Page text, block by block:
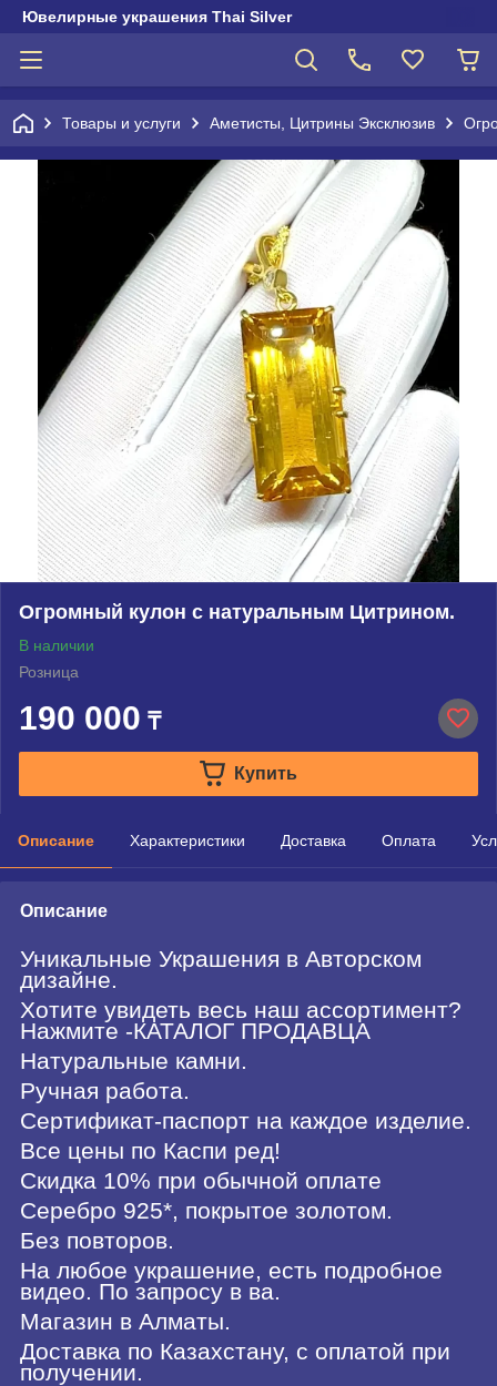
Ювелирные украшения Thai Silver
Товары и услуги Аметисты, Цитрины Эксклюзив
Огромный кулон с натуральным Цитрином.
В наличии
Розница
190 000 ₸
Купить
Описание Характеристики Доставка Оплата
Описание
Уникальные Украшения в Авторском
дизайне.
Хотите увидеть весь наш ассортимент?
Нажмите -КАТАЛОГ ПРОДАВЦА
Натуральные камни.
Ручная работа.
Сертификат-паспорт на каждое изделие.
Все цены по Каспи ред!
Скидка 10% при обычной оплате
Серебро 925*, покрытое золотом.
Без повторов.
На любое украшение, есть подробное
видео. По запросу в ва.
Магазин в Алматы.
Доставка по Казахстану, с оплатой при
получении.